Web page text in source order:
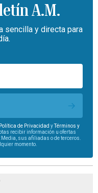
A.M.
sencilla y directa para
Política de Privacidad yTérminos y
recibir información u ofertas
sus afiliadas o de terceros.
momento.